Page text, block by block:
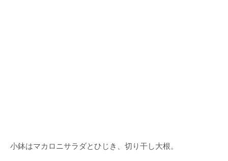
小鉢はマカロニサラダとひじき、切り干し大根。